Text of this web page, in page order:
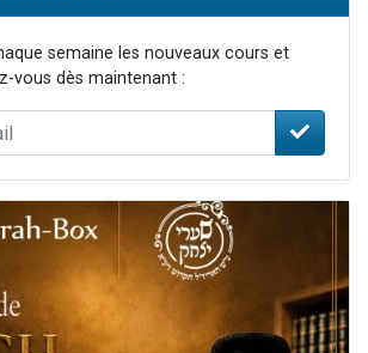
semaine les nouveaux cours et
vous dès maintenant :